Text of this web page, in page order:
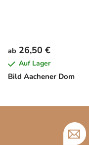
Bild Aachener Dom
ab 26,50 €
Auf Lager